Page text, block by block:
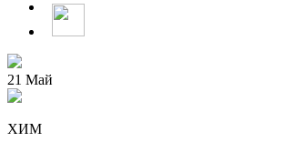
21 Май
ХИМ